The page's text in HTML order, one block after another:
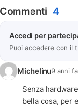
Commenti 4
Accedi per
Puoi accedere con il
Michelinu9 anni fa
Senza
bella cosa, per